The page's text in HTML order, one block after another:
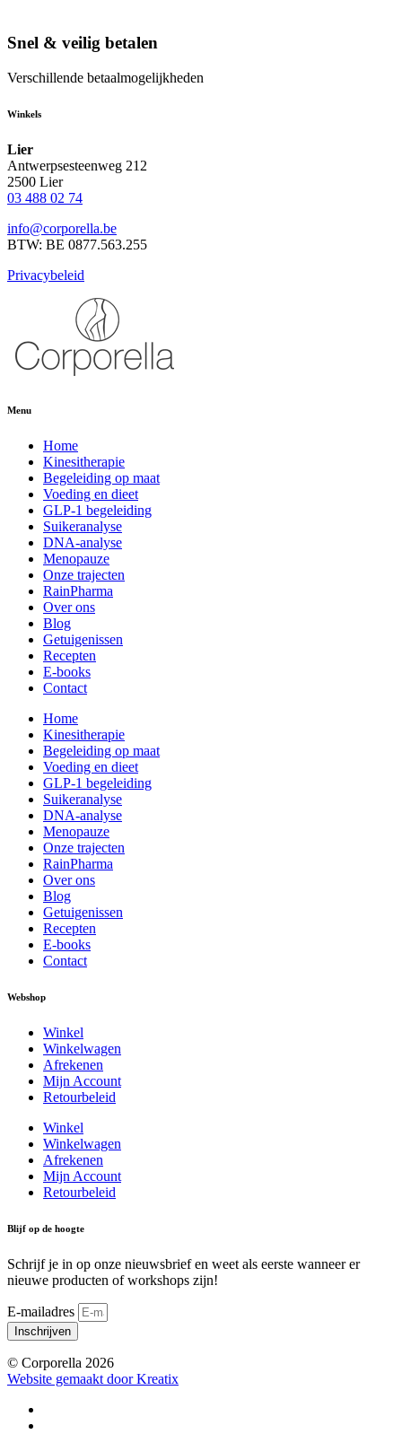
Snel & veilig betalen
Verschillende betaalmogelijkheden
Winkels
Lier
Antwerpsesteenweg 212
2500 Lier
03 488 02 74
info@corporella.be
BTW: BE 0877.563.255
Privacybeleid
Menu
Home
Kinesitherapie
Begeleiding op maat
Voeding en dieet
GLP-1 begeleiding
Suikeranalyse
DNA-analyse
Menopauze
Onze trajecten
RainPharma
Over ons
Blog
Getuigenissen
Recepten
E-books
Contact
Home
Kinesitherapie
Begeleiding op maat
Voeding en dieet
GLP-1 begeleiding
Suikeranalyse
DNA-analyse
Menopauze
Onze trajecten
RainPharma
Over ons
Blog
Getuigenissen
Recepten
E-books
Contact
Webshop
Winkel
Winkelwagen
Afrekenen
Mijn Account
Retourbeleid
Winkel
Winkelwagen
Afrekenen
Mijn Account
Retourbeleid
Blijf op de hoogte
Schrijf je in op onze nieuwsbrief en weet als eerste wanneer er
nieuwe producten of workshops zijn!
E-mailadres
Inschrijven
© Corporella 2026
Website gemaakt door Kreatix